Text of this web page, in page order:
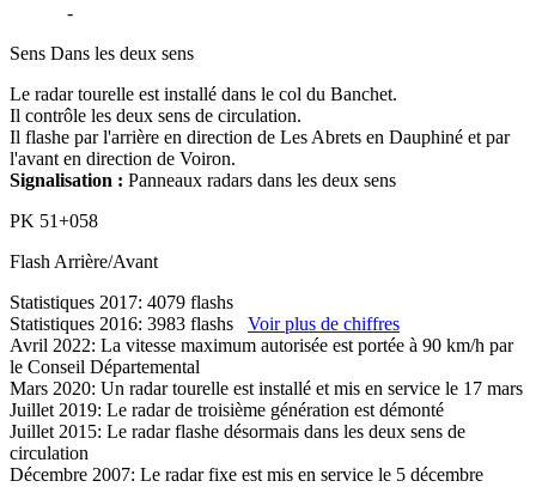
-
Sens Dans les deux sens
Le radar tourelle est installé dans le col du Banchet.
Il contrôle les deux sens de circulation.
Il flashe par l'arrière en direction de Les Abrets en Dauphiné et par
l'avant en direction de Voiron.
Signalisation : Panneaux radars dans les deux sens
PK 51+058
FlashArrière/Avant
Statistiques 2017: 4079 flashs
Statistiques 2016: 3983 flashs Voir plus de chiffres
Avril 2022: La vitesse maximum autorisée est portée à 90 km/h par
le Conseil Départemental
Mars 2020: Un radar tourelle est installé et mis en service le 17 mars
Juillet 2019: Le radar de troisième génération est démonté
Juillet 2015: Le radar flashe désormais dans les deux sens de
circulation
Décembre 2007: Le radar fixe est mis en service le 5 décembre